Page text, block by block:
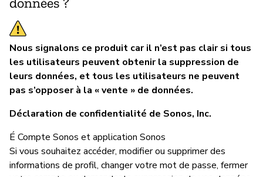
Nous signalons ce produit car il n’est pas clair si tous
les utilisateurs peuvent obtenir la suppression de
leurs données, et tous les utilisateurs ne peuvent
pas s’opposer à la « vente » de données.
Déclaration de confidentialité de Sonos, Inc.
É Compte Sonos et application Sonos
Si vous souhaitez accéder, modifier ou supprimer des
informations de profil, changer votre mot de passe, fermer